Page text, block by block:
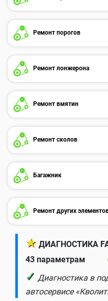
Ремонт порогов
Ремонт лонжерона
Ремонт вмятин
Ремонт сколов
Багажник
Ремонт других
★ ДИАГНОСТИКА
43 параметрам
✓ Диагностика в
автосервисе